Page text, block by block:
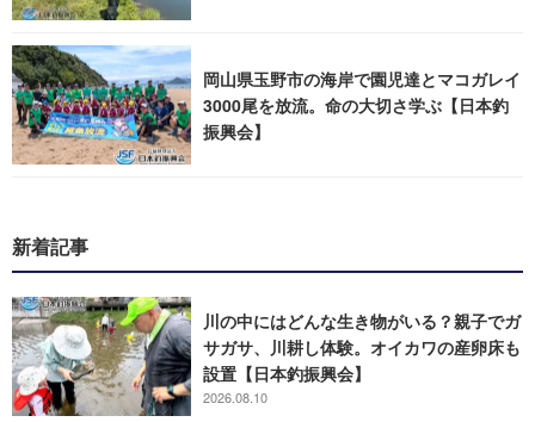
岡山県玉野市の海岸で園児達とマコガレイ
3000尾を放流。命の大切さ学ぶ【日本釣
振興会】
新着記事
川の中にはどんな生き物がいる？親子でガ
サガサ、川耕し体験。オイカワの産卵床も
設置【日本釣振興会】
2026.08.10